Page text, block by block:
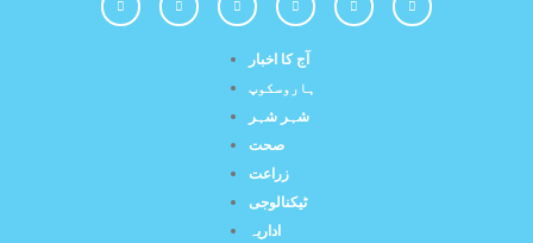
آج کا اخبار
ہاروسکوپ
شہر شہر
صحت
زراعت
ٹیکنالوجی
اداریہ